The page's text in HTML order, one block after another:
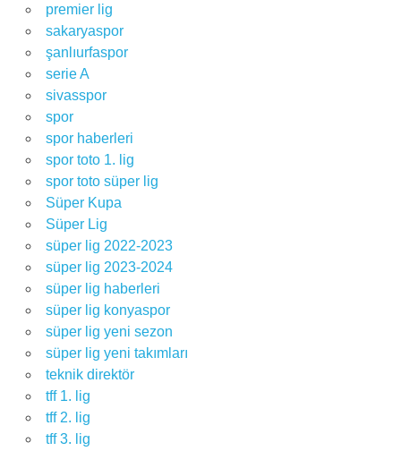
premier lig
sakaryaspor
şanlıurfaspor
serie A
sivasspor
spor
spor haberleri
spor toto 1. lig
spor toto süper lig
Süper Kupa
Süper Lig
süper lig 2022-2023
süper lig 2023-2024
süper lig haberleri
süper lig konyaspor
süper lig yeni sezon
süper lig yeni takımları
teknik direktör
tff 1. lig
tff 2. lig
tff 3. lig